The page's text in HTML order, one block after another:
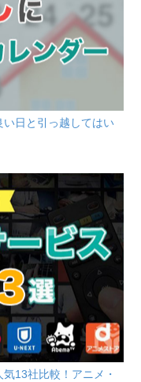
日と引っ越してはい
13社比較！アニメ・